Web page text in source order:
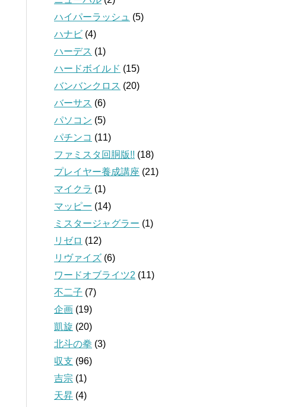
ハイパーラッシュ (5)
ハナビ (4)
ハーデス (1)
ハードボイルド (15)
バンバンクロス (20)
バーサス (6)
パソコン (5)
パチンコ (11)
ファミスタ回胴版!! (18)
プレイヤー養成講座 (21)
マイクラ (1)
マッピー (14)
ミスタージャグラー (1)
リゼロ (12)
リヴァイズ (6)
ワードオブライツ2 (11)
不二子 (7)
企画 (19)
凱旋 (20)
北斗の拳 (3)
収支 (96)
吉宗 (1)
天昇 (4)